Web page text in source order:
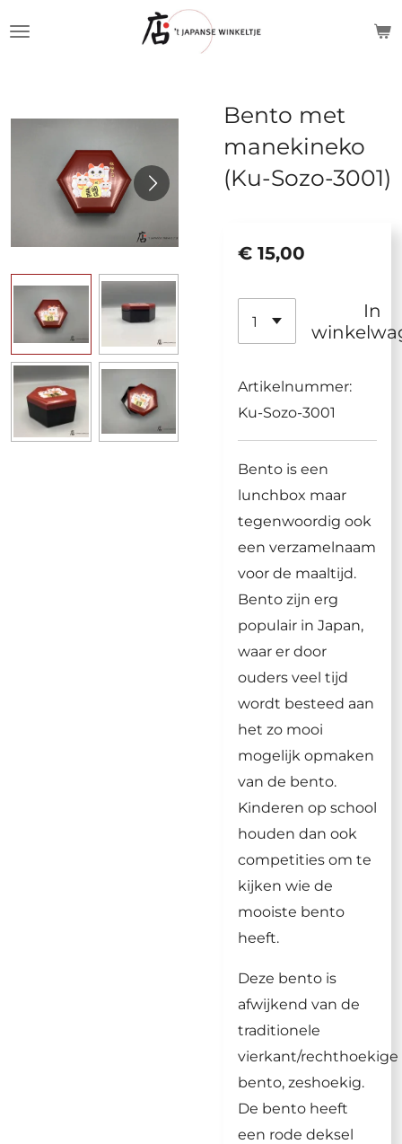
Bento met
manekineko
(Ku-Sozo-3001)
€ 15,00
In
Artikelnummer:
Ku-Sozo-3001
Bento is een
lunchbox maar
tegenwoordig ook
een verzamelnaam
voor de maaltijd.
Bento zijn erg
populair in Japan,
waar er door
ouders veel tijd
wordt besteed aan
het zo mooi
mogelijk opmaken
van de bento.
Kinderen op school
houden dan ook
competities om te
kijken wie de
mooiste bento
heeft.
Deze bento is
afwijkend van de
traditionele
vierkant/rechthoekige
bento, zeshoekig.
De bento heeft
een rode deksel